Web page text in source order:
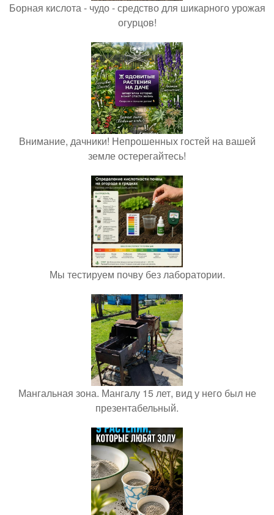
Борная кислота - чудо - средство для шикарного урожая
огурцов!
Внимание, дачники! Непрошенных гостей на вашей
земле остерегайтесь!
Мы тестируем почву без лаборатории.
Мангальная зона. Мангалу 15 лет, вид у него был не
презентабельный.